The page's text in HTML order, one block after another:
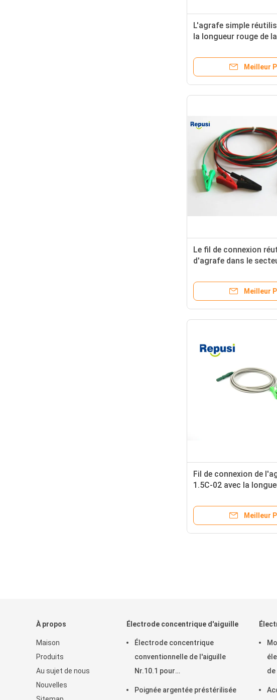
L'agrafe simple
la longueur rouge de
Meilleur
Le fil de connexion
d'agrafe dans le
couleurs
Meilleur
Fil de connexion de
1.5C-02 avec la
Meilleur
À propos
Maison
Produits
Au sujet de nous
Nouvelles
Électrode concentrique d'aiguille
Électrode concentrique
conventionnelle de l'aiguille
Nr.10.1 pour
Poignée argentée préstérilisée
de